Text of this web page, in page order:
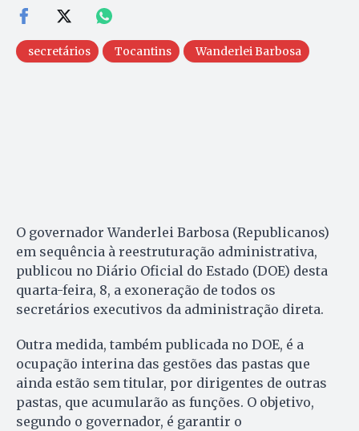
secretários Tocantins Wanderlei Barbosa
O governador Wanderlei Barbosa (Republicanos)
em sequência à reestruturação administrativa,
publicou no Diário Oficial do Estado (DOE) desta
quarta-feira, 8, a exoneração de todos os
secretários executivos da administração direta.
Outra medida, também publicada no DOE, é a
ocupação interina das gestões das pastas que
ainda estão sem titular, por dirigentes de outras
pastas, que acumularão as funções. O objetivo,
segundo o governador, é garantir o